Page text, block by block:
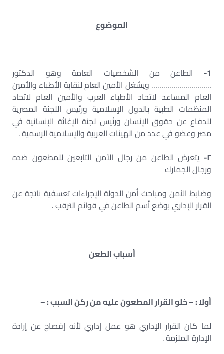
الموضوع
1-
الطاعن من الشخصيات العامة وهو الدكتور
………………………… ويشغل الأمين العام لنقابة الأطباء والأمين
العام المساعد لاتحاد الأطباء العرب والأمين العام لاتحاد
المنظمات الطبية بالدول الإسلامية ورئيس اللجنة المصرية
للدفاع عن حقوق الإنسان ورئيس لجنة الإغاثة الإنسانية في
مصر وعضو في عدد من الهيئات العربية والإسلامية الرسمية .
٢- يتعرض الطاعن من رجال الأمن التابعين للمطعون ضده
ورجال الجمارك
وضابط الأمن ومباحث أمن الدولة الإجراءات تعسفية ناتجة عن
القرار الإداري بوضع أسم الطاعن في قوائم الترقب .
أسباب الطعن
أولا : – خلو القرار المطعون عليه من ركن السبب : –
لما كان القرار الإداري هو عمل إداري لأنه إفصاح عن إرادة
الإدارة الملزمة .